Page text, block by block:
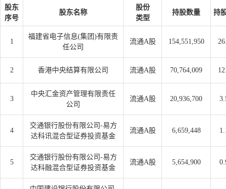
股东
序号
股东名称
股份
类型
持股数量 持
1
福建省电子信息(集团)有限责
任公司
流通A股 154,551,950
2 香港中央结算有限公司 流通A股 70,764,009
3
中央汇金资产管理有限责任
公司
流通A股 20,936,700
4
交通银行股份有限公司-易方
达科讯混合型证券投资基金
流通A股 6,659,448
5
交通银行股份有限公司-易方
达科融混合型证券投资基金
流通A股 5,654,900